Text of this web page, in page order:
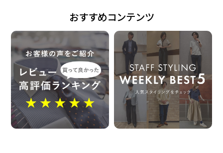
綿50% ポリエステル50%
形態安定加工
仕様
カフリンクス使用可能な兼用カフス
（アジャストボタン）
中丸カフス
おすすめコンテンツ